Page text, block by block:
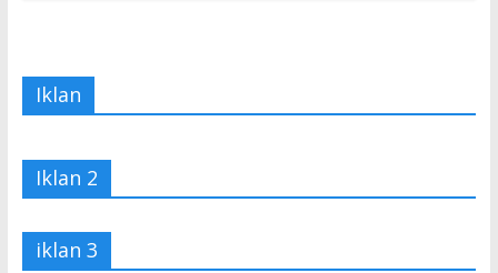
Iklan
Iklan 2
iklan 3